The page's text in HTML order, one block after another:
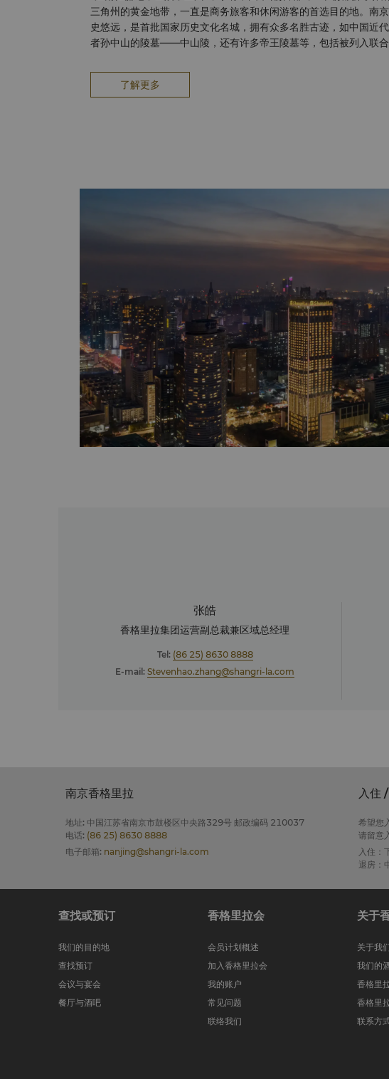
三角州的黄金地带，一直是商务旅客和休闲游客的首选目的地。南
史悠远，是首批国家历史文化名城，拥有众多名胜古迹，如中国近
者孙中山的陵墓——中山陵，还有许多帝王陵墓等，包括被列入联
了解更多
张皓
香格里拉集团运营副总裁兼区域总经理
Tel: (86 25) 8630 8888
E-mail:Stevenhao.zhang@shangri-la.com
南京香格里拉
地址: 中国江苏省南京市鼓楼区中央路329号 邮政编码 210037
电话: (86 25) 8630 8888
电子邮箱: nanjing@shangri-la.com
入住
希望您
请留意
入住：
退房：
查找或预订
我们的目的地
查找预订
会议与宴会
餐厅与酒吧
香格里拉会
会员计划概述
加入香格里拉会
我的账户
常见问题
联络我们
关于
关于我
我们的
香格里
香格里
联系方